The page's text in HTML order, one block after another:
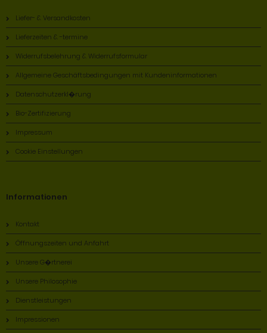
Liefer- & Versandkosten
Lieferzeiten & -termine
Widerrufsbelehrung & Widerrufsformular
Allgemeine Geschäftsbedingungen mit Kundeninformationen
Datenschutzerkl�rung
Bio-Zertifizierung
Impressum
Cookie Einstellungen
Informationen
Kontakt
Öffnungszeiten und Anfahrt
Unsere G�rtnerei
Unsere Philosophie
Dienstleistungen
Impressionen